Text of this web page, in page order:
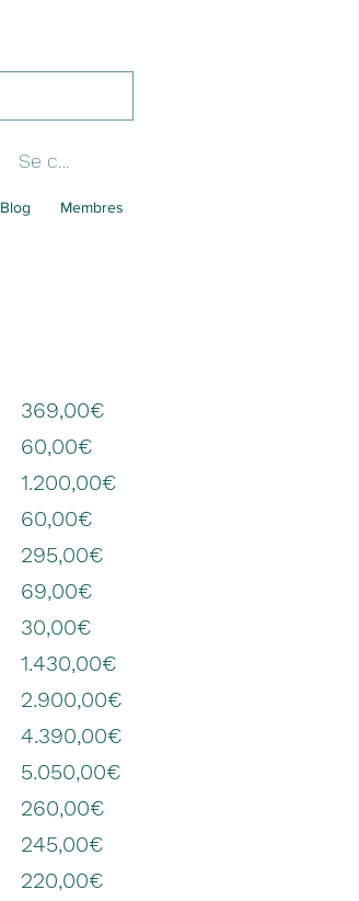
Se connecter
Blog Membres
369,00€
60,00€
1.200,00€
60,00€
295,00€
69,00€
30,00€
1.430,00€
2.900,00€
4.390,00€
5.050,00€
260,00€
245,00€
220,00€